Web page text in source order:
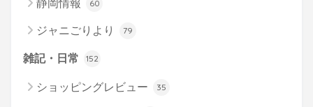
静岡情報 60
ジャニごりより 79
雑記・日常 152
ショッピングレビュー 35